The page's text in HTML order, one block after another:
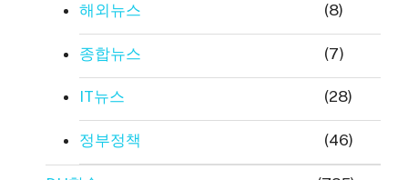
해외뉴스 (8)
종합뉴스 (7)
IT뉴스 (28)
정부정책 (46)